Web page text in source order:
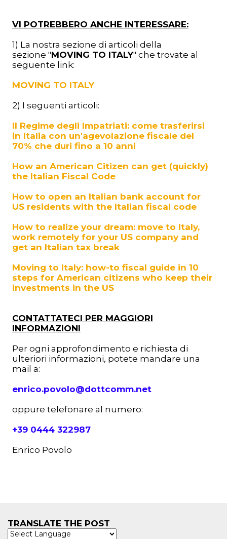
VI POTREBBERO ANCHE INTERESSARE:
1) La nostra sezione di articoli della
sezione "MOVING TO ITALY" che trovate al
seguente link:
MOVING TO ITALY
2) I seguenti articoli:
Il Regime degli Impatriati: come trasferirsi
in Italia con un'agevolazione fiscale del
70% che duri fino a 10 anni
How an American Citizen can get (quickly)
the Italian Fiscal Code
How to open an Italian bank account for
US residents with the Italian fiscal code
How to realize your dream: move to Italy,
work remotely for your US company and
get an Italian tax break
Moving to Italy: how-to fiscal guide in 10
steps for American citizens who keep their
investments in the US
CONTATTATECI PER MAGGIORI
INFORMAZIONI
Per ogni approfondimento e richiesta di
ulteriori informazioni, potete mandare una
mail a:
enrico.povolo@dottcomm.net
oppure telefonare al numero:
+39 0444 322987
Enrico Povolo
TRANSLATE THE POST